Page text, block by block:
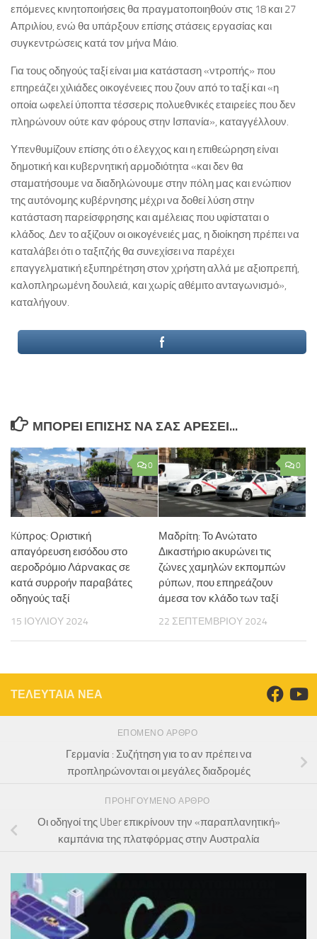
επόμενες κινητοποιήσεις θα πραγματοποιηθούν στις 18 και 27
Απριλίου, ενώ θα υπάρξουν επίσης στάσεις εργασίας και
συγκεντρώσεις κατά τον μήνα Μάιο.
Για τους οδηγούς ταξί είναι μια κατάσταση «ντροπής» που
επηρεάζει χιλιάδες οικογένειες που ζουν από το ταξί και «η
οποία ωφελεί ύποπτα τέσσερις πολυεθνικές εταιρείες που δεν
πληρώνουν ούτε καν φόρους στην Ισπανία», καταγγέλλουν.
Υπενθυμίζουν επίσης ότι ο έλεγχος και η επιθεώρηση είναι
δημοτική και κυβερνητική αρμοδιότητα «και δεν θα
σταματήσουμε να διαδηλώνουμε στην πόλη μας και ενώπιον
της αυτόνομης κυβέρνησης μέχρι να δοθεί λύση στην
κατάσταση παρείσφρησης και αμέλειας που υφίσταται ο
κλάδος. Δεν το αξίζουν οι οικογένειές μας, η διοίκηση πρέπει να
καταλάβει ότι ο ταξιτζής θα συνεχίσει να παρέχει
επαγγελματική εξυπηρέτηση στον χρήστη αλλά με αξιοπρεπή,
καλοπληρωμένη δουλειά, και χωρίς αθέμιτο ανταγωνισμό»,
καταλήγουν.
ΜΠΟΡΕΊ ΕΠΊΣΗΣ ΝΑ ΣΑΣ ΑΡΈΣΕΙ...
0
Kύπρος: Οριστική
απαγόρευση εισόδου στο
αεροδρόμιο Λάρνακας σε
κατά συρροήν παραβάτες
οδηγούς ταξί
15 ΙΟΥΛΊΟΥ 2024
0
Μαδρίτη: Το Ανώτατο
Δικαστήριο ακυρώνει τις
ζώνες χαμηλών εκπομπών
ρύπων, που επηρεάζουν
άμεσα τον κλάδο των ταξί
22 ΣΕΠΤΕΜΒΡΊΟΥ 2024
ΤΕΛΕΥΤΑΙΑ ΝΕΑ
ΕΠΌΜΕΝΟ ΆΡΘΡΟ
Γερμανία : Συζήτηση για το αν πρέπει να
προπληρώνονται οι μεγάλες διαδρομές
ΠΡΟΗΓΟΎΜΕΝΟ ΆΡΘΡΟ
Οι οδηγοί της Uber επικρίνουν την «παραπλανητική»
καμπάνια της πλατφόρμας στην Αυστραλία